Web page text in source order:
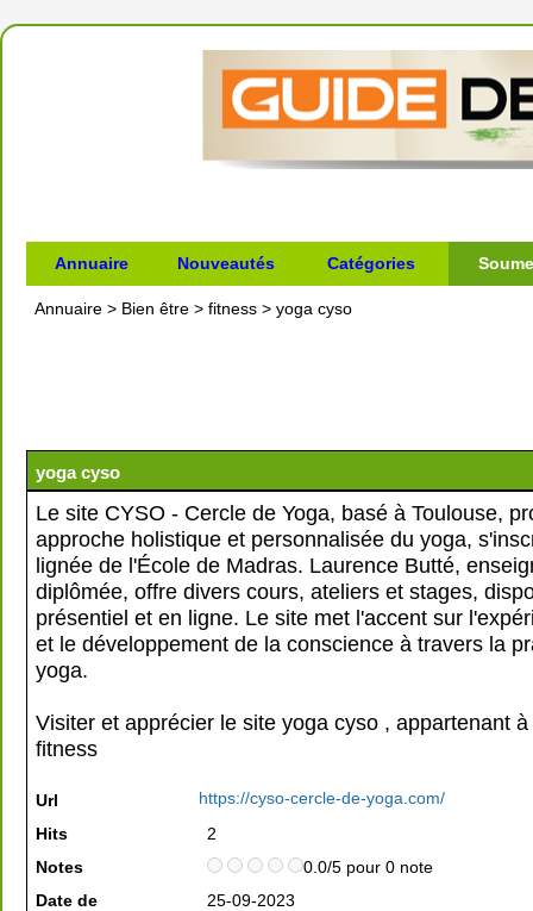
Annuaire Nouveautés Catégories
Annuaire > Bien être > fitness > yoga cyso
yoga cyso
Le site CYSO - Cercle de Yoga, basé à Toulouse,
approche holistique et personnalisée du yoga,
lignée de l'École de Madras. Laurence Butté,
diplômée, offre divers cours, ateliers et stages,
présentiel et en ligne. Le site met l'accent sur
et le développement de la conscience à travers la
yoga.
Visiter et apprécier le site yoga cyso , appartenant
fitness
Url
https://cyso-cercle-de-yoga.com/
Hits
2
Notes
0.0/5 pour 0 note
Date de
25-09-2023